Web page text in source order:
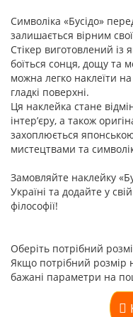
Символіка «Бусідо»
залишається вірним
Стікер виготовлений із
боїться сонця, дощу та
можна легко наклеїти
гладкі поверхні.
Ця наклейка стане
інтер’єру, а також
захоплюється
мистецтвами та
Замовляйте наклейку
Україні та додайте у
філософії!
Оберіть потрібний
Якщо потрібний розмір
бажані параметри на